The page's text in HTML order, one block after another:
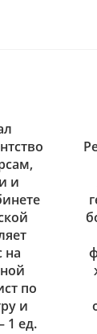
и
на
по
и
1 ед.